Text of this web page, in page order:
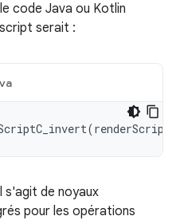
code Java ou Kotlin
serait :
(renderScript
s'agit de noyaux
pour les opérations